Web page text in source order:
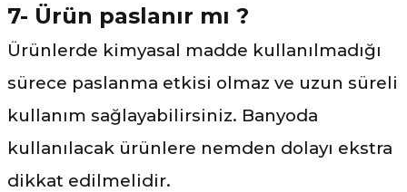
7- Ürün paslanır mı ?
Ürünlerde kimyasal madde kullanılmadığı
sürece paslanma etkisi olmaz ve uzun süreli
kullanım sağlayabilirsiniz. Banyoda
kullanılacak ürünlere nemden dolayı ekstra
dikkat edilmelidir.